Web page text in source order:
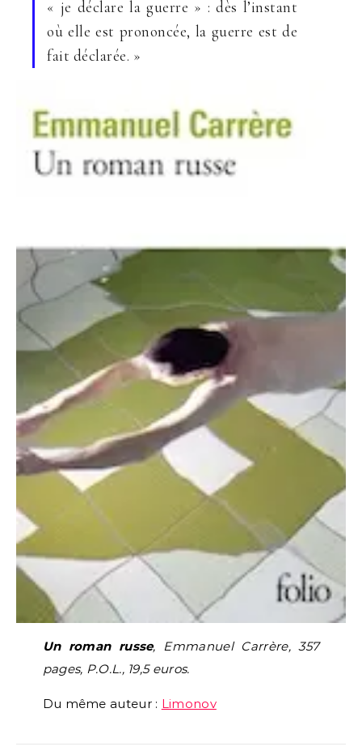
« je déclare la guerre » : dès l’instant
où elle est prononcée, la guerre est de
fait déclarée. »
Un roman russe, Emmanuel Carrère, 357
pages, P.O.L., 19,5 euros.
Du même auteur : Limonov